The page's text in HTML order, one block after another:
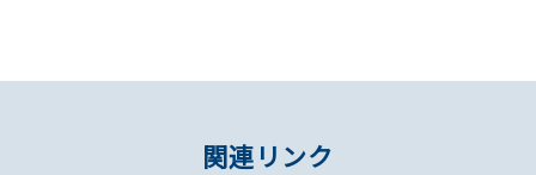
関連リンク